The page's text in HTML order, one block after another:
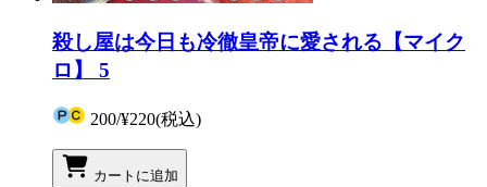
殺し屋は今日も冷徹皇帝に愛される【マイク
ロ】 5
200/¥220(税込)
カートに追加